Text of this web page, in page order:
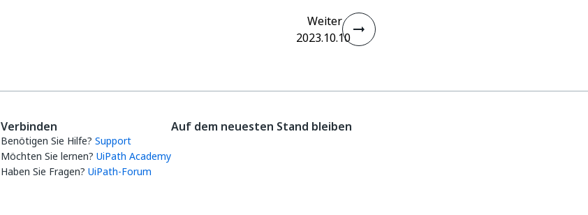
Weiter
2023.10.10
Verbinden
Benötigen Sie Hilfe? Support
Möchten Sie lernen? UiPath Academy
Haben Sie Fragen? UiPath-Forum
Auf dem neuesten Stand bleiben